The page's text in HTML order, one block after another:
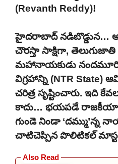
(Revanth Reddy)!
హైదరాబాద్ నడిబొడ్డున…
చౌరస్తా సాక్షిగా, తెలుగుజాతి
మహానాయకుడు
విగ్రహాన్ని (NTR State)
చరిత్ర సృష్టించారు. ఇది
కాదు… భయపడే
గుండె నిండా ‘దమ్ము’న్న
చాటిచెప్పిన పొలిటికల్ మాస్టర్